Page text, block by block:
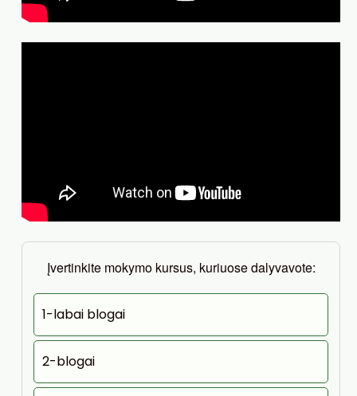
Įvertinkite mokymo kursus, kuriuose dalyvavote:
1-labai blogai
2-blogai